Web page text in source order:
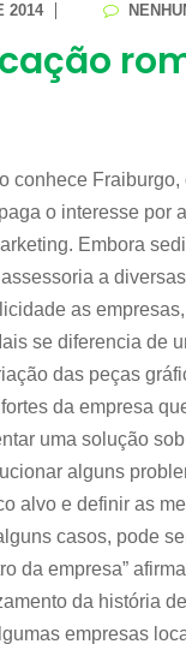
2014
conhece
o interesse por
Embora
a
as
se diferencia de
das peças
da empresa
uma solução
alguns
alvo e definir as
casos, pode
da empresa”
da história
empresas